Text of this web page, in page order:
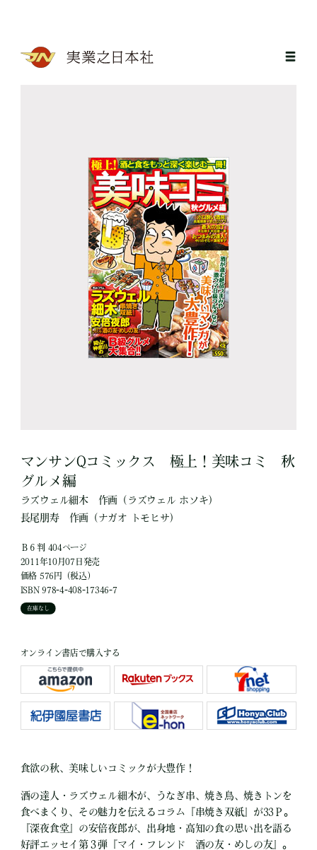
マンサンQコミックス 極上！美味コミ 秋
グルメ編
ラズウェル細木 作画 （ラズウェル ホソキ）
長尾朋寿
作画 （ナガオ トモヒサ）
Ｂ６判 404ページ
2011年10月07日発売
価格 576円（税込）
ISBN 978-4-408-17346-7
在庫なし
オンライン書店で購入する
食欲の秋、美味しいコミックが大豊作！
酒の達人・ラズウェル細木が、うなぎ串、焼き鳥、焼きトンを
食べまくり、その魅力を伝えるコラム『串焼き双紙』が33Ｐ。
『深夜食堂』の安倍夜郎が、出身地・高知の食の思い出を語る
好評エッセイ第３弾『マイ・フレンド 酒の友・めしの友』。